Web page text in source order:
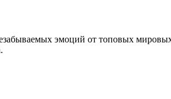
эмоций от топовых